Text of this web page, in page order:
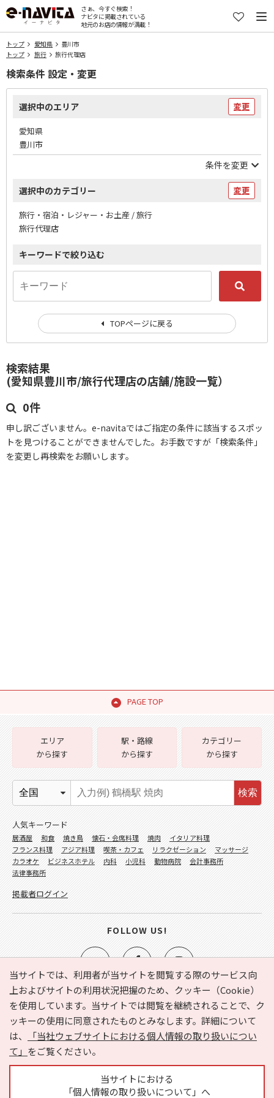
さぁ、今すぐ検索！
ナビタに掲載されている
地元のお店の情報が満載！
トップ 愛知県
豊川市
トップ
旅行 旅行代理店
検索結果
(愛知県豊川市/旅行代理店の店舗/施設一覧）
0件
申し訳ございません。e-navitaではご指定の条件に該当するスポッ
トを見つけることができませんでした。お手数ですが「検索条件」
を変更し再検索をお願いします。
検索条件 設定・変更
選択中のエリア 変更
愛知県
豊川市
条件を変更
選択中のカテゴリー 変更
旅行・宿泊・レジャー・お土産 / 旅行
旅行代理店
キーワードで絞り込む
TOPページに戻る
PAGE TOP
当サイトでは、利用者が当サイトを閲覧する際のサービス向
上およびサイトの利用状況把握のため、クッキー（Cookie）
を使用しています。当サイトでは閲覧を継続されることで、ク
ッキーの使用に同意されたものとみなします。詳細について
は、
「当社ウェブサイトにおける個人情報の取り扱いについ
て」 をご覧ください。
当サイトにおける
「個人情報の取り扱いについて」へ
e-NAVITA（イーナビタ）とは？ お気に入り
ヘルプ
利用規約
個人情報の取り扱いについて
運営会社
サイトマップ
広告掲載に関するお問い合わせ
エリア
から探す
駅・路線
から探す
カテゴリー
から探す
検索
人気キーワード
居酒屋 和食 焼き鳥 懐石・会席料理 焼肉
イタリア料理
フランス料理
アジア料理 喫茶・カフェ リラクゼーション
マッサージ
カラオケ
ビジネスホテル 内科 小児科 動物病院
会計事務所
法律事務所
掲載者ログイン
FOLLOW US!